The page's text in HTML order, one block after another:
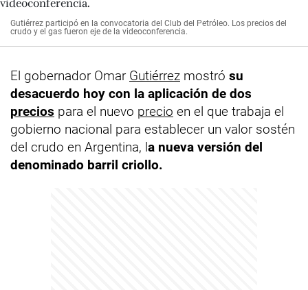
Gutiérrez participó en la convocatoria del Club del Petróleo. Los precios del
crudo y el gas fueron eje de la videoconferencia.
El gobernador Omar Gutiérrez mostró su
desacuerdo hoy con la aplicación de dos
precios para el nuevo precio en el que trabaja el
gobierno nacional para establecer un valor sostén
del crudo en Argentina, la nueva versión del
denominado barril criollo.